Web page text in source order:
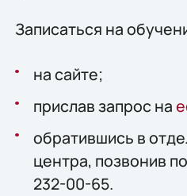
Записаться на
на сайте;
прислав запрос на
обратившись в
центра, позвонив
232-00-65.